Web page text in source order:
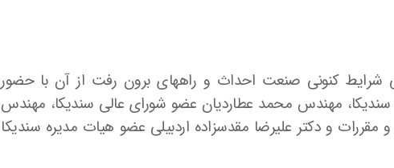
شرایط کنونی صنعت احداث و راه­های برون رفت از آن با حضور
مهندس محمد عطاردیان عضو شورای عالی سندیکا، مهندس
و دکتر علیرضا مقدس­زاده اردبیلی عضو هیات مدیره سندیکا